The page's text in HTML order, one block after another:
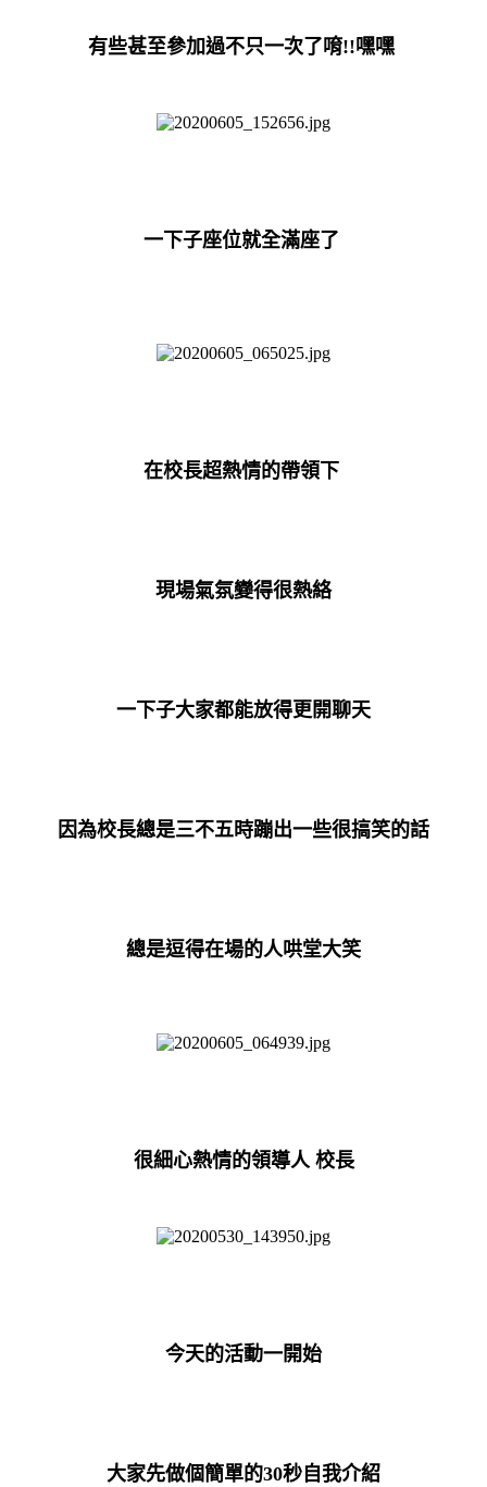
有些甚至參加過不只一次了唷!!嘿嘿
一下子座位就全滿座了
在校長超熱情的帶領下
現場氣氛變得很熱絡
一下子大家都能放得更開聊天
因為校長總是三不五時蹦出一些很搞笑的話
總是逗得在場的人哄堂大笑
很細心熱情的領導人 校長
今天的活動一開始
大家先做個簡單的30秒自我介紹